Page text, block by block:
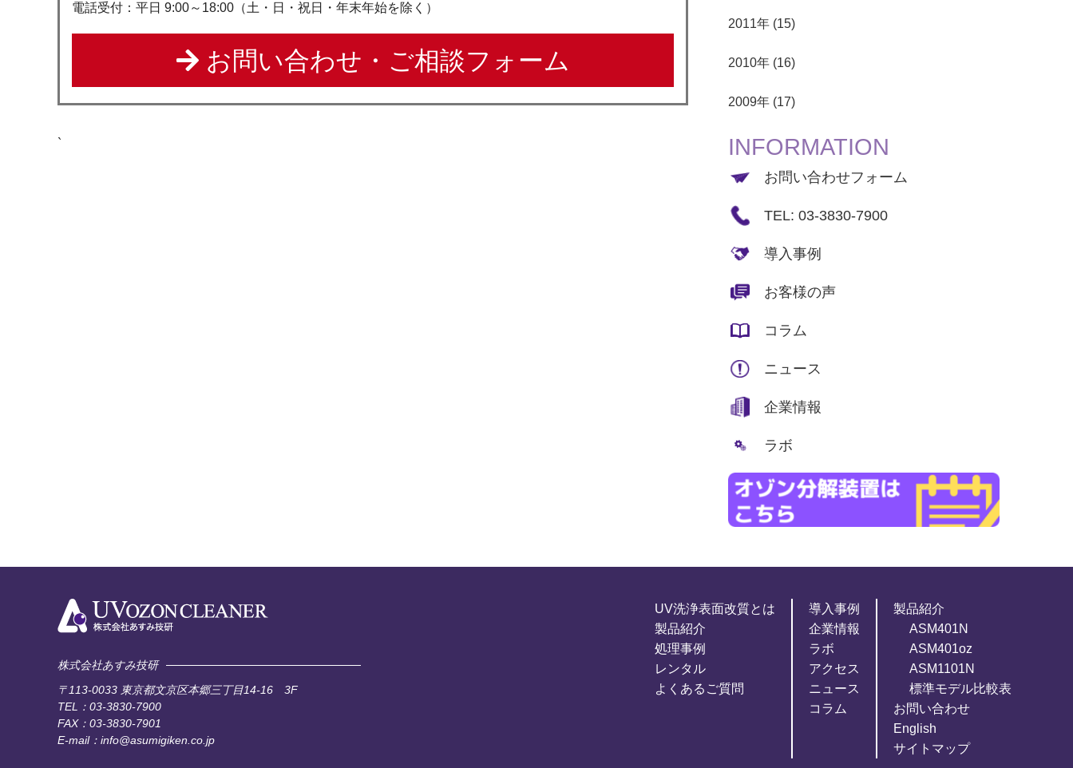
電話受付：平日 9:00～18:00（土・日・祝日・年末年始を除く）
お問い合わせ・ご相談フォーム
`
2011年 (15)
2010年 (16)
2009年 (17)
INFORMATION
お問い合わせフォーム
TEL: 03-3830-7900
導入事例
お客様の声
コラム
ニュース
企業情報
ラボ
株式会社あすみ技研
〒113-0033 東京都文京区本郷三丁目14-16 3F
TEL：03-3830-7900
FAX：03-3830-7901
E-mail：info@asumigiken.co.jp
UV洗浄表面改質とは
製品紹介
処理事例
レンタル
よくあるご質問
導入事例
企業情報
ラボ
アクセス
ニュース
コラム
製品紹介
ASM401N
ASM401oz
ASM1101N
標準モデル比較表
お問い合わせ
English
サイトマップ